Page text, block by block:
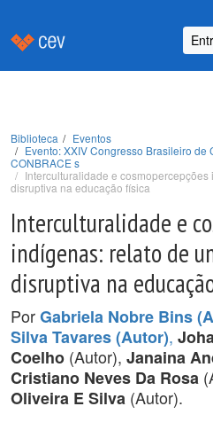
Biblioteca
Eventos
Evento: XXIV Congresso Brasileiro de
CONBRACE s
Interculturalidade e
disruptiva na educação física
Interculturalidade e
indígenas: relato de
disruptiva na
PorGabriela Nobre Bins
Silva Tavares (Autor),
Coelho (Autor), Janaina
Cristiano Neves Da Rosa
Oliveira E Silva (Autor).